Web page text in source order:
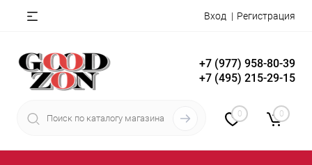
Вход Регистрация
+7 (977) 958-80-39
+7 (495) 215-29-15
0 0